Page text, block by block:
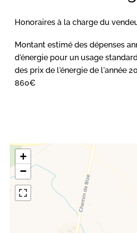
Honoraires à la charge du
Montant estimé des dépenses
d'énergie pour un usage
des prix de l'énergie de l'année
860€
+
−